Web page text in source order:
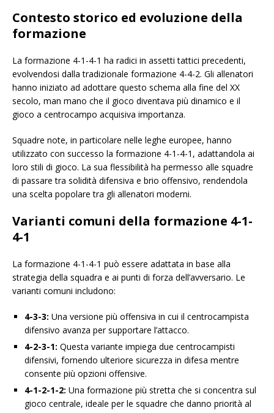
Contesto storico ed evoluzione della
formazione
La formazione 4-1-4-1 ha radici in assetti tattici precedenti,
evolvendosi dalla tradizionale formazione 4-4-2. Gli allenatori
hanno iniziato ad adottare questo schema alla fine del XX
secolo, man mano che il gioco diventava più dinamico e il
gioco a centrocampo acquisiva importanza.
Squadre note, in particolare nelle leghe europee, hanno
utilizzato con successo la formazione 4-1-4-1, adattandola ai
loro stili di gioco. La sua flessibilità ha permesso alle squadre
di passare tra solidità difensiva e brio offensivo, rendendola
una scelta popolare tra gli allenatori moderni.
Varianti comuni della formazione 4-1-
4-1
La formazione 4-1-4-1 può essere adattata in base alla
strategia della squadra e ai punti di forza dell’avversario. Le
varianti comuni includono:
4-3-3: Una versione più offensiva in cui il centrocampista
difensivo avanza per supportare l’attacco.
4-2-3-1: Questa variante impiega due centrocampisti
difensivi, fornendo ulteriore sicurezza in difesa mentre
consente più opzioni offensive.
4-1-2-1-2: Una formazione più stretta che si concentra sul
gioco centrale, ideale per le squadre che danno priorità al